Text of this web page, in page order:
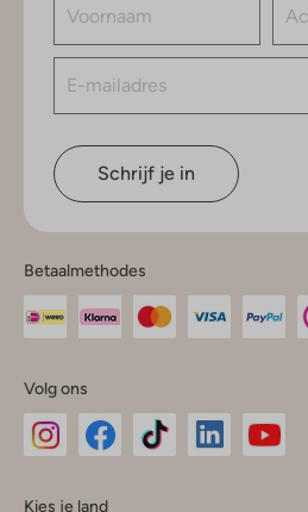
Schrijf je in
Betaalmethodes
Volg ons
Kies je land